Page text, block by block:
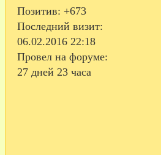
Позитив: +673
Последний визит:
06.02.2016 22:18
Провел на форуме:
27 дней 23 часа